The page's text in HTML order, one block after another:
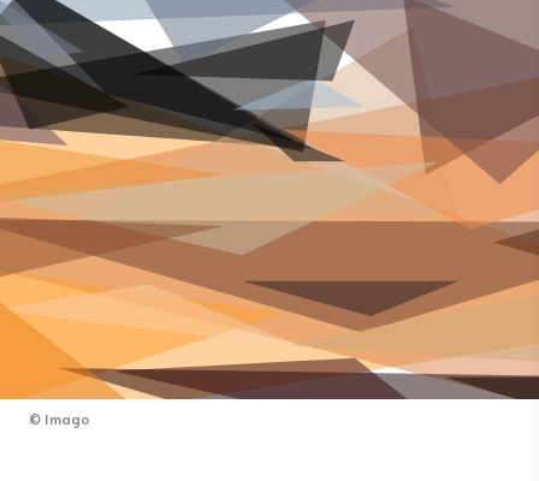
© Imago